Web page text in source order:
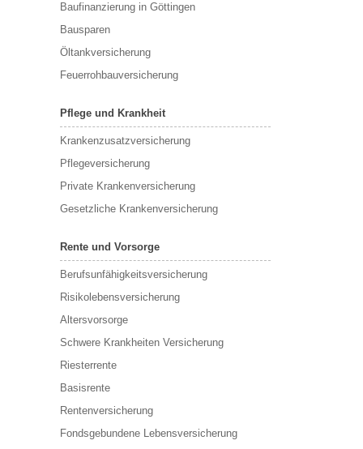
Baufinanzierung in Göttingen
Bausparen
Öltankversicherung
Feuerrohbauversicherung
Pflege und Krankheit
Krankenzusatzversicherung
Pflegeversicherung
Private Krankenversicherung
Gesetzliche Krankenversicherung
Rente und Vorsorge
Berufs­unfähigkeitsversicherung
Risikolebensversicherung
Altersvorsorge
Schwere Krankheiten Versicherung
Riesterrente
Basisrente
Rentenversicherung
Fondsgebundene Lebensversicherung